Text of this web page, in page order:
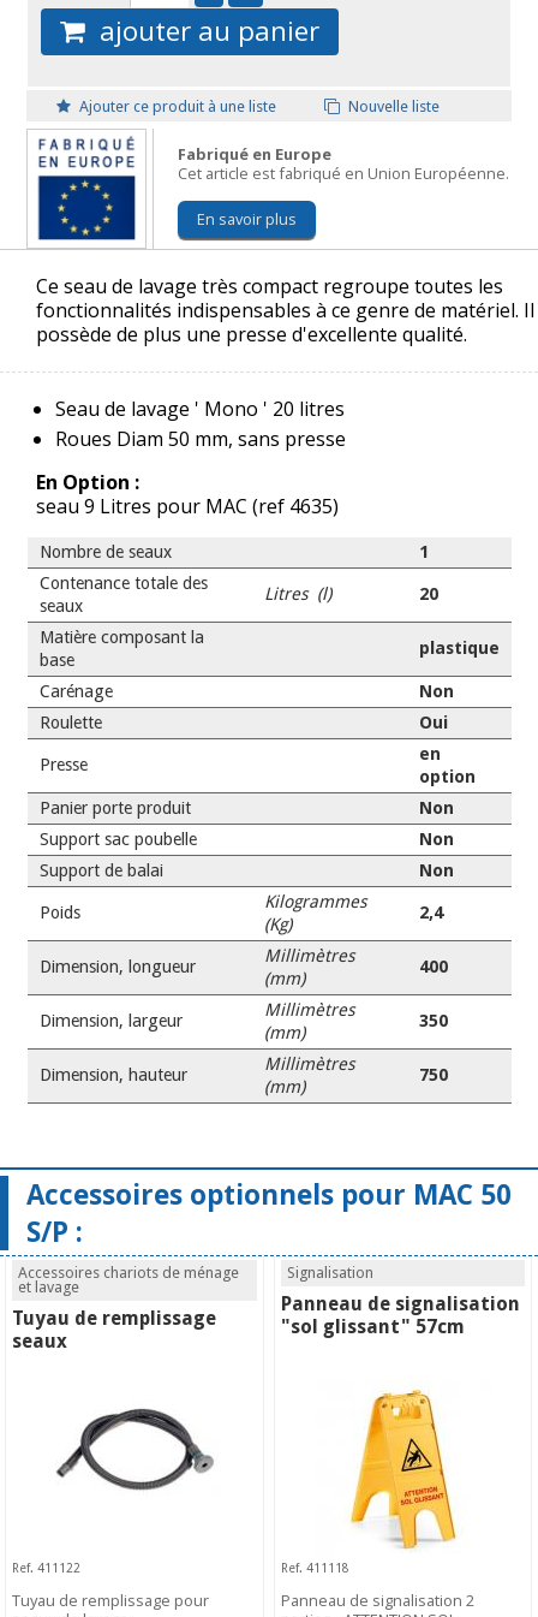
ajouter au panier
Ajouter ce produit à une liste Nouvelle liste
Fabriqué en Europe
Cet article est fabriqué en Union Européenne.
En savoir plus
Ce seau de lavage très compact regroupe toutes les
fonctionnalités indispensables à ce genre de matériel. Il
possède de plus une presse d'excellente qualité.
Seau de lavage ' Mono ' 20 litres
Roues Diam 50 mm, sans presse
En Option :
seau 9 Litres pour MAC (ref 4635)
Nombre de seaux
1
Contenance totale des
seaux
Litres (l) 20
Matière composant la
base
plastique
Carénage
Non
Roulette
Oui
Presse
en
option
Panier porte produit
Non
Support sac poubelle
Non
Support de balai
Non
Poids
Kilogrammes
(Kg)
2,4
Dimension, longueur
Millimètres
(mm)
400
Dimension, largeur
Millimètres
(mm)
350
Dimension, hauteur
Millimètres
(mm)
750
Accessoires optionnels pour MAC 50
S/P :
Accessoires chariots de ménage
et lavage
Tuyau de remplissage
seaux
Ref. 411122
Tuyau de remplissage pour
Signalisation
Panneau de signalisation
"sol glissant" 57cm
Ref. 411118
Panneau de signalisation 2